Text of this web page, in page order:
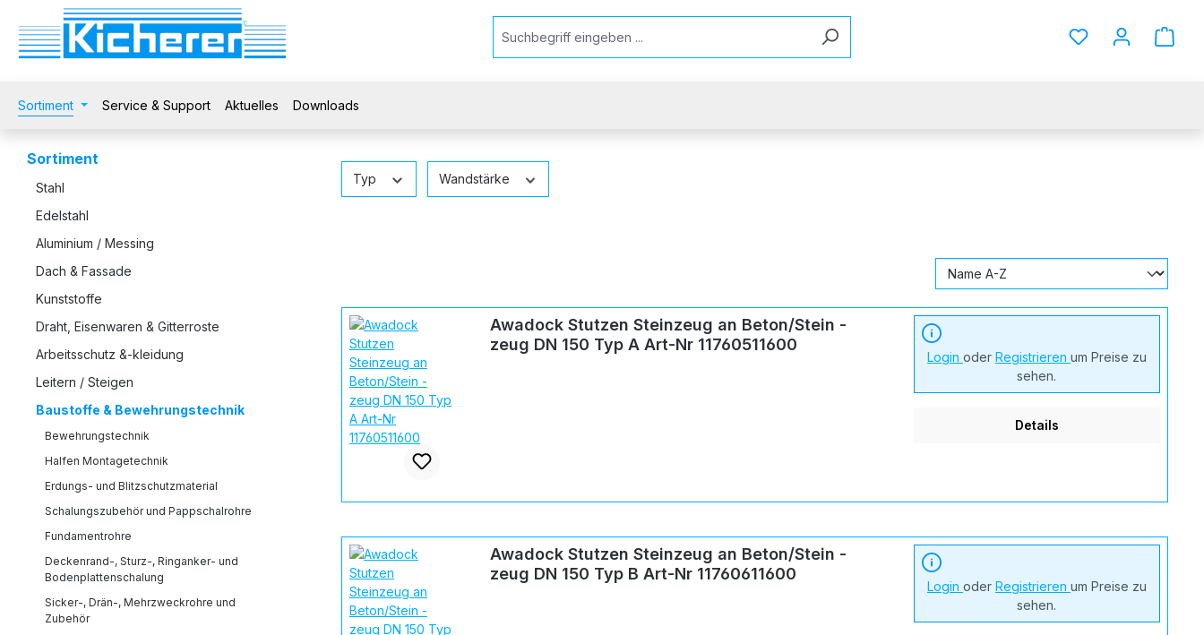
Hauptinhalt springen
Zur Suche springen
Zur Hauptnavigation springen
Du hast 0
Sortiment Service & Support Aktuelles Downloads
Sortiment
Stahl
Edelstahl
Aluminium / Messing
Dach & Fassade
Kunststoffe
Draht, Eisenwaren & Gitterroste
Arbeitsschutz &-kleidung
Leitern / Steigen
Baustoffe & Bewehrungstechnik
Bewehrungstechnik
Halfen Montagetechnik
Erdungs- und Blitzschutzmaterial
Schalungszubehör und Pappschalrohre
Fundamentrohre
Deckenrand-, Sturz-, Ringanker- und
Bodenplattenschalung
Sicker-, Drän-, Mehrzweckrohre und
Zubehör
Typ Wandstärke
Awadock Stutzen Steinzeug an Beton/Stein -
zeug DN 150 Typ A Art-Nr 11760511600
Login oder Registrieren um Preise zu
sehen.
Details
Awadock Stutzen Steinzeug an Beton/Stein -
zeug DN 150 Typ B Art-Nr 11760611600
Login oder Registrieren um Preise zu
sehen.